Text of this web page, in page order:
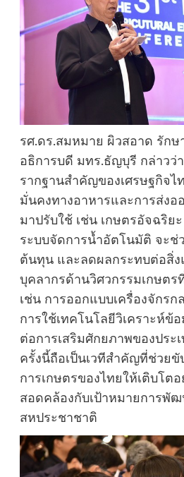
รศ.ดร.สมหมาย ผิวสอาด รักษ
อธิการบดี มทร.ธัญบุรี กล่าวว่
รากฐานสำคัญของเศรษฐกิจไ
มั่นคงทางอาหารและการส่งอ
มาปรับใช้ เช่น เกษตรอัจฉริย
ระบบจัดการน้ำอัตโนมัติ จะช่
ต้นทุน และลดผลกระทบต่อสิ่
บุคลากรด้านวิศวกรรมเกษตร
เช่น การออกแบบเครื่องจักร
การใช้เทคโนโลยีวิเคราะห์ข้
ต่อการเสริมศักยภาพของประ
ครั้งนี้ถือเป็นเวทีสำคัญที่ช่วยขั
การเกษตรของไทยให้เติบโต
สอดคล้องกับเป้าหมายการพั
สหประชาชาติ